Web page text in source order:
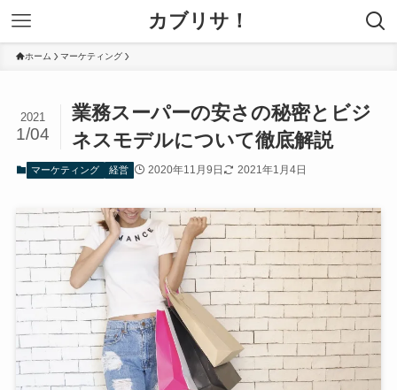
カブリサ！
ホーム マーケティング
業務スーパーの安さの秘密とビジ
ネスモデルについて徹底解説
2021
1/04
マーケティング 経営 2020年11月9日 2021年1月4日